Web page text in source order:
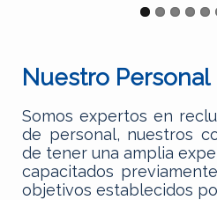
Nuestro Personal
Somos expertos en
de personal, nuestros
de tener una amplia
capacitados
objetivos establecidos